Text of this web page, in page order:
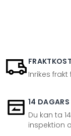
Inrikes frakt
14 DAGARS
Du kan ta
inspektion